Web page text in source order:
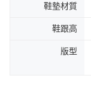
鞋墊材質
鞋跟高
版型